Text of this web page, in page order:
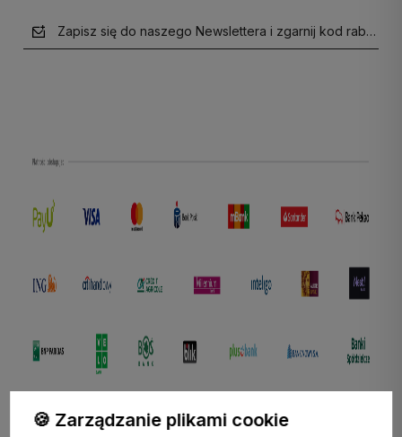
Zapisz się do naszego Newslettera i zgarnij kod
🍪 Zarządzanie plikami cookie